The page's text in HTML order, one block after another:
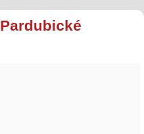
Pardubické